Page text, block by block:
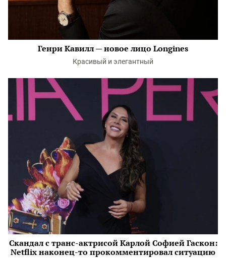
Генри Кавилл — новое лицо Longines
Красивый и элегантный
Скандал с транс-актрисой Карлой Софией Гаскон:
Netflix наконец-то прокомментировал ситуацию